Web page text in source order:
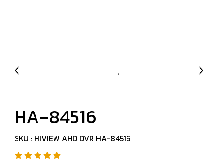
HA-84516
SKU : HIVIEW AHD DVR HA-84516